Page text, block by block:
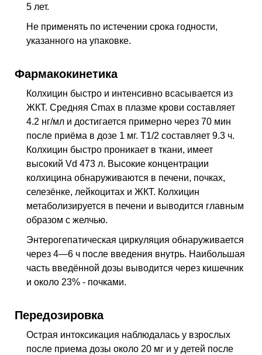
5 лет.
Не применять по истечении срока годности,
указанного на упаковке.
Фармакокинетика
Колхицин быстро и интенсивно всасывается из
ЖКТ. Средняя Cmax в плазме крови составляет
4.2 нг/мл и достигается примерно через 70 мин
после приёма в дозе 1 мг. T1/2 составляет 9.3 ч.
Колхицин быстро проникает в ткани, имеет
высокий Vd 473 л. Высокие концентрации
колхицина обнаруживаются в печени, почках,
селезёнке, лейкоцитах и ЖКТ. Колхицин
метаболизируется в печени и выводится главным
образом с желчью.
Энтерогепатическая циркуляция обнаруживается
через 4—6 ч после введения внутрь. Наибольшая
часть введённой дозы выводится через кишечник
и около 23% - почками.
Передозировка
Острая интоксикация наблюдалась у взрослых
после приема дозы около 20 мг и у детей после